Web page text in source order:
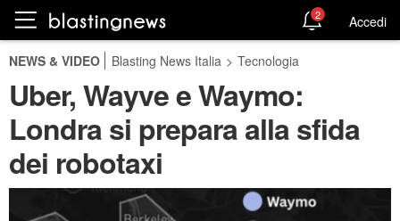
2 Accedi
NEWS & VIDEO Blasting News Italia > Tecnologia
Uber, Wayve e Waymo:
Londra si prepara alla sfida
dei robotaxi